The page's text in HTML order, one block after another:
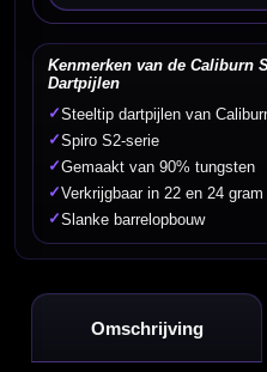
Kenmerken van de Caliburn
Dartpijlen
✓Steeltip dartpijlen van
✓Spiro S2-serie
✓Gemaakt van 90% tungsten
✓Verkrijgbaar in 22 en 24 gram
✓Slanke barrelopbouw
Omschrijving